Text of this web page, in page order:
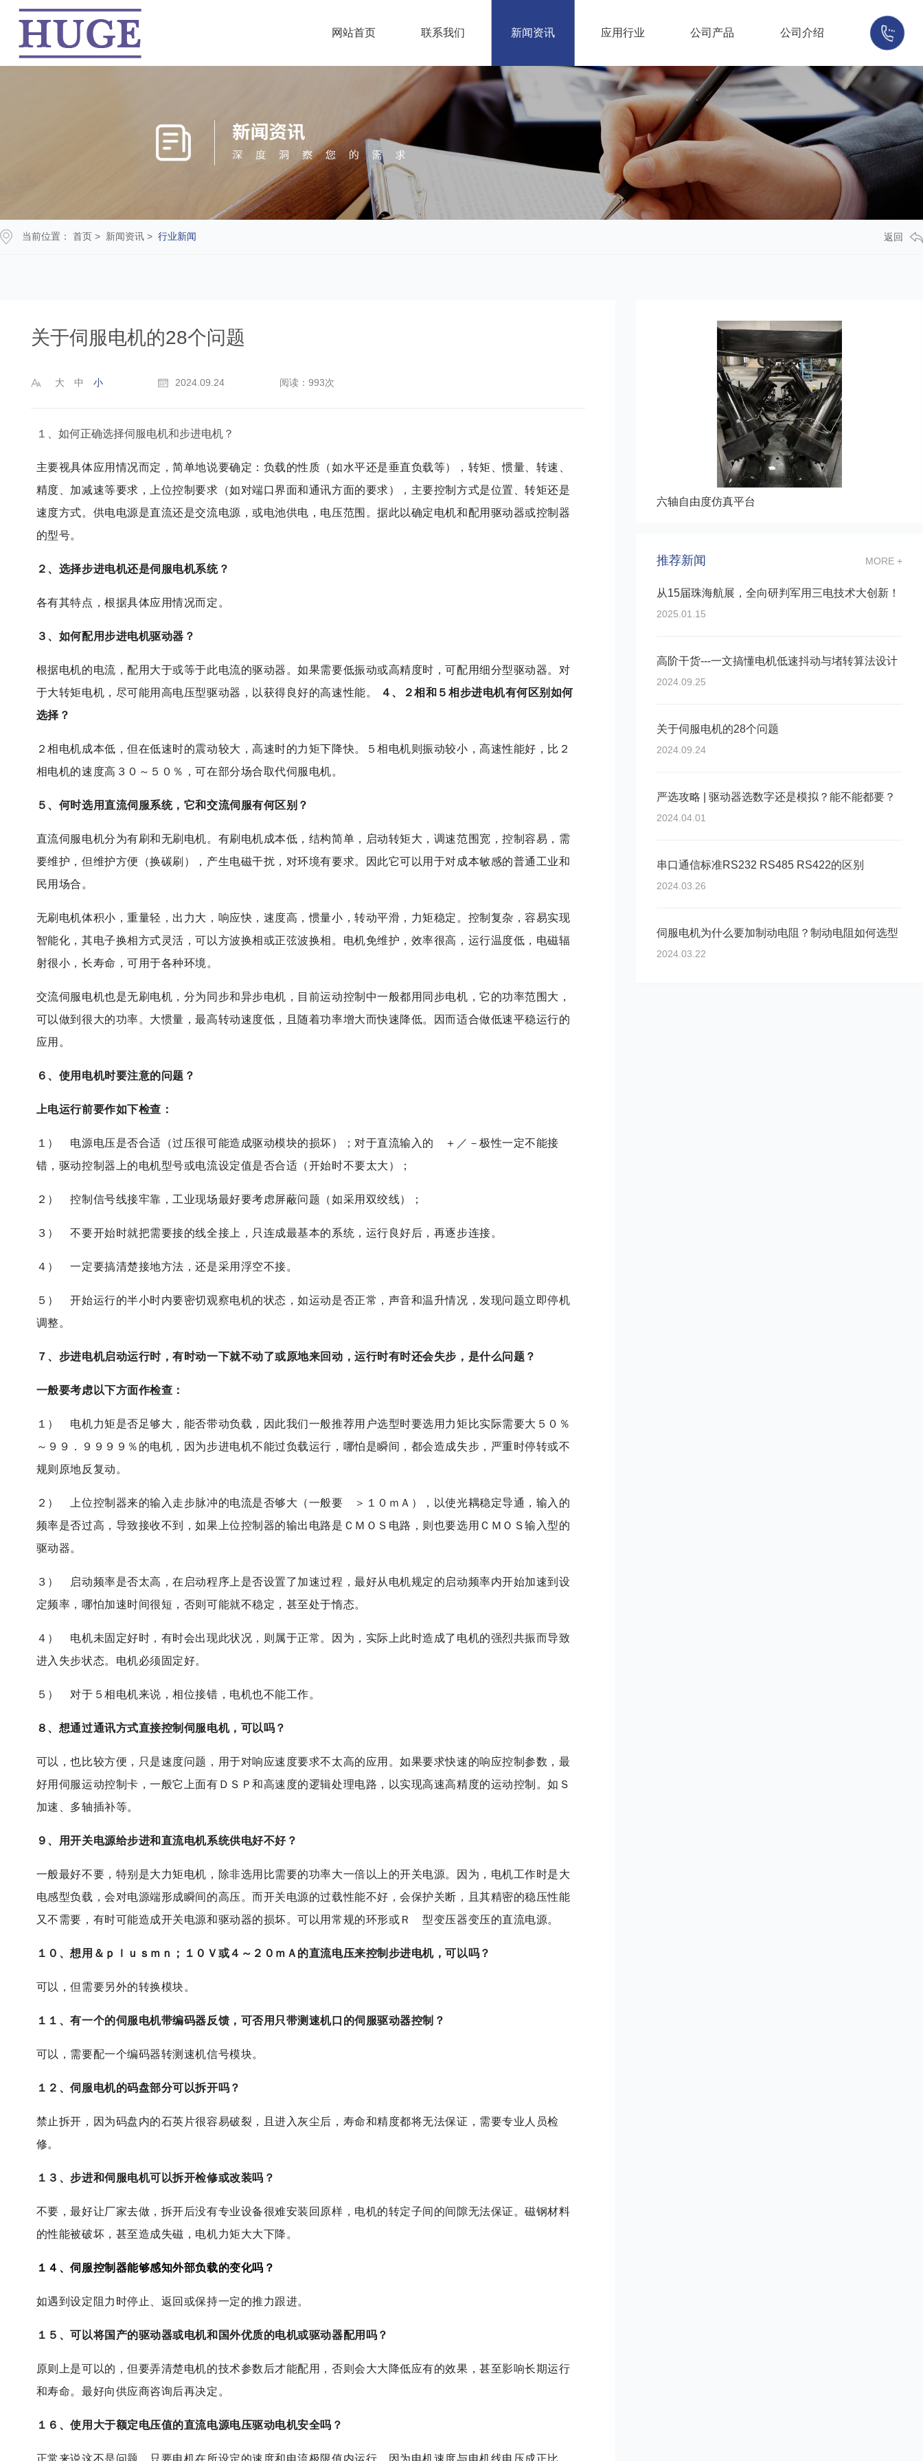
网站首页 联系我们 新闻资讯 应用行业 公司产品 公司介绍
当前位置： 首页 > 新闻资讯 > 行业新闻 返回
关于伺服电机的28个问题
大 中 小 2024.09.24 阅读：993次
１、如何正确选择伺服电机和步进电机？
主要视具体应用情况而定，简单地说要确定：负载的性质（如水平还是垂直负载等），转矩、惯量、转速、
精度、加减速等要求，上位控制要求（如对端口界面和通讯方面的要求），主要控制方式是位置、转矩还是
速度方式。供电电源是直流还是交流电源，或电池供电，电压范围。据此以确定电机和配用驱动器或控制器
的型号。
２、选择步进电机还是伺服电机系统？
各有其特点，根据具体应用情况而定。
３、如何配用步进电机驱动器？
根据电机的电流，配用大于或等于此电流的驱动器。如果需要低振动或高精度时，可配用细分型驱动器。对
于大转矩电机，尽可能用高电压型驱动器，以获得良好的高速性能。
４、２相和５相步进电机有何区别如何
选择？
２相电机成本低，但在低速时的震动较大，高速时的力矩下降快。５相电机则振动较小，高速性能好，比２
相电机的速度高３０～５０％，可在部分场合取代伺服电机。
５、何时选用直流伺服系统，它和交流伺服有何区别？
直流伺服电机分为有刷和无刷电机。有刷电机成本低，结构简单，启动转矩大，调速范围宽，控制容易，需
要维护，但维护方便（换碳刷），产生电磁干扰，对环境有要求。因此它可以用于对成本敏感的普通工业和
民用场合。
无刷电机体积小，重量轻，出力大，响应快，速度高，惯量小，转动平滑，力矩稳定。控制复杂，容易实现
智能化，其电子换相方式灵活，可以方波换相或正弦波换相。电机免维护，效率很高，运行温度低，电磁辐
射很小，长寿命，可用于各种环境。
交流伺服电机也是无刷电机，分为同步和异步电机，目前运动控制中一般都用同步电机，它的功率范围大，
可以做到很大的功率。大惯量，最高转动速度低，且随着功率增大而快速降低。因而适合做低速平稳运行的
应用。
６、使用电机时要注意的问题？
上电运行前要作如下检查：
１） 电源电压是否合适（过压很可能造成驱动模块的损坏）；对于直流输入的 ＋／－极性一定不能接
错，驱动控制器上的电机型号或电流设定值是否合适（开始时不要太大）；
２） 控制信号线接牢靠，工业现场最好要考虑屏蔽问题（如采用双绞线）；
３） 不要开始时就把需要接的线全接上，只连成最基本的系统，运行良好后，再逐步连接。
４） 一定要搞清楚接地方法，还是采用浮空不接。
５） 开始运行的半小时内要密切观察电机的状态，如运动是否正常，声音和温升情况，发现问题立即停机
调整。
７、步进电机启动运行时，有时动一下就不动了或原地来回动，运行时有时还会失步，是什么问题？
一般要考虑以下方面作检查：
１） 电机力矩是否足够大，能否带动负载，因此我们一般推荐用户选型时要选用力矩比实际需要大５０％
～９９．９９９９％的电机，因为步进电机不能过负载运行，哪怕是瞬间，都会造成失步，严重时停转或不
规则原地反复动。
２） 上位控制器来的输入走步脉冲的电流是否够大（一般要 ＞１０ｍＡ），以使光耦稳定导通，输入的
频率是否过高，导致接收不到，如果上位控制器的输出电路是ＣＭＯＳ电路，则也要选用ＣＭＯＳ输入型的
驱动器。
３） 启动频率是否太高，在启动程序上是否设置了加速过程，最好从电机规定的启动频率内开始加速到设
定频率，哪怕加速时间很短，否则可能就不稳定，甚至处于惰态。
４） 电机未固定好时，有时会出现此状况，则属于正常。因为，实际上此时造成了电机的强烈共振而导致
进入失步状态。电机必须固定好。
５） 对于５相电机来说，相位接错，电机也不能工作。
８、想通过通讯方式直接控制伺服电机，可以吗？
可以，也比较方便，只是速度问题，用于对响应速度要求不太高的应用。如果要求快速的响应控制参数，最
好用伺服运动控制卡，一般它上面有ＤＳＰ和高速度的逻辑处理电路，以实现高速高精度的运动控制。如Ｓ
加速、多轴插补等。
９、用开关电源给步进和直流电机系统供电好不好？
一般最好不要，特别是大力矩电机，除非选用比需要的功率大一倍以上的开关电源。因为，电机工作时是大
电感型负载，会对电源端形成瞬间的高压。而开关电源的过载性能不好，会保护关断，且其精密的稳压性能
又不需要，有时可能造成开关电源和驱动器的损坏。可以用常规的环形或Ｒ 型变压器变压的直流电源。
１０、想用＆ｐｌｕｓｍｎ；１０Ｖ或４～２０ｍＡ的直流电压来控制步进电机，可以吗？
可以，但需要另外的转换模块。
１１、有一个的伺服电机带编码器反馈，可否用只带测速机口的伺服驱动器控制？
可以，需要配一个编码器转测速机信号模块。
１２、伺服电机的码盘部分可以拆开吗？
禁止拆开，因为码盘内的石英片很容易破裂，且进入灰尘后，寿命和精度都将无法保证，需要专业人员检
修。
１３、步进和伺服电机可以拆开检修或改装吗？
不要，最好让厂家去做，拆开后没有专业设备很难安装回原样，电机的转定子间的间隙无法保证。磁钢材料
的性能被破坏，甚至造成失磁，电机力矩大大下降。
１４、伺服控制器能够感知外部负载的变化吗？
如遇到设定阻力时停止、返回或保持一定的推力跟进。
１５、可以将国产的驱动器或电机和国外优质的电机或驱动器配用吗？
原则上是可以的，但要弄清楚电机的技术参数后才能配用，否则会大大降低应有的效果，甚至影响长期运行
和寿命。最好向供应商咨询后再决定。
１６、使用大于额定电压值的直流电源电压驱动电机安全吗？
正常来说这不是问题，只要电机在所设定的速度和电流极限值内运行。因为电机速度与电机线电压成正比，
六轴自由度仿真平台
推荐新闻 MORE +
从15届珠海航展，全向研判军用三电技术大创新！
2025.01.15
高阶干货---一文搞懂电机低速抖动与堵转算法设计
2024.09.25
关于伺服电机的28个问题
2024.09.24
严选攻略 | 驱动器选数字还是模拟？能不能都要？
2024.04.01
串口通信标准RS232 RS485 RS422的区别
2024.03.26
伺服电机为什么要加制动电阻？制动电阻如何选型
2024.03.22